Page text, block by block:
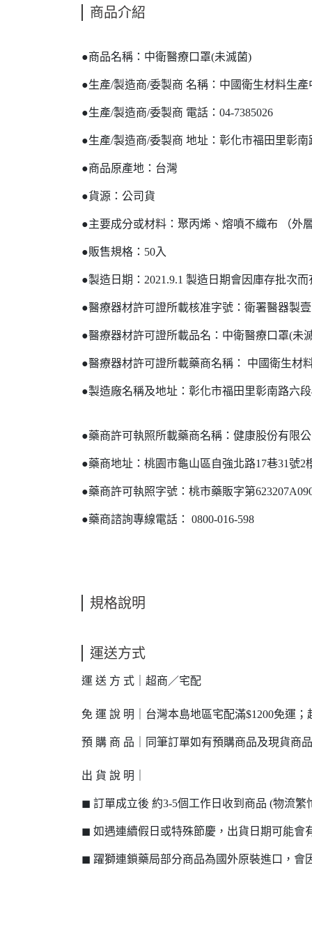
商品介紹
●商品名稱：中衛醫療口罩(未滅菌)
●生產/製造商/委製商 名稱：中國衛生材料生
●生產/製造商/委製商 電話：04-7385026
●生產/製造商/委製商 地址：彰化市福田里彰南
●商品原產地：台灣
●貨源：公司貨
●主要成分或材料：聚丙烯、熔噴不織布 （外
●販售規格：50入
●製造日期：2021.9.1 製造日期會因庫存批次
●醫療器材許可證所載核准字號：衛署醫器製壹
●醫療器材許可證所載品名：中衛醫療口罩(未
●醫療器材許可證所載藥商名稱： 中國衛生材
●製造廠名稱及地址：彰化市福田里彰南路六段
●藥商許可執照所載藥商名稱：健康股份有限
●藥商地址：桃園市龜山區自強北路17巷31號2
●藥商許可執照字號：桃市藥販字第
●藥商諮詢專線電話： 0800-016-598
規格說明
運送方式
運 送 方 式｜超商／宅配
免 運 說 明｜台灣本島地區宅配滿$1200免運
預 購 商 品｜同筆訂單如有預購商品及現貨商
出 貨 說 明｜
◼ 訂單成立後 約3-5個工作日收到商品 (物流
◼ 如遇連續假日或特殊節慶，出貨日期可能會
◼ 躍獅連鎖藥局部分商品為國外原裝進口，會